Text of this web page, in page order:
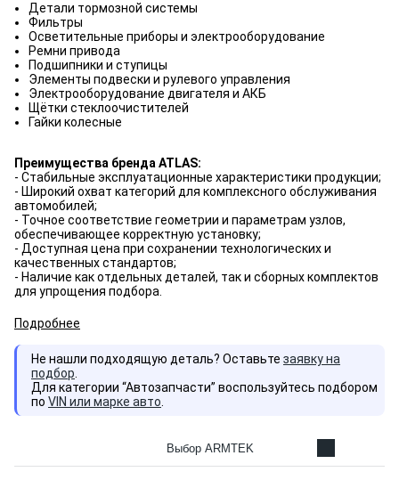
Детали тормозной системы
Фильтры
Осветительные приборы и электрооборудование
Ремни привода
Подшипники и ступицы
Элементы подвески и рулевого управления
Электрооборудование двигателя и АКБ
Щётки стеклоочистителей
Гайки колесные
Преимущества бренда ATLAS:
- Стабильные эксплуатационные характеристики продукции;
- Широкий охват категорий для комплексного обслуживания
автомобилей;
- Точное соответствие геометрии и параметрам узлов,
обеспечивающее корректную установку;
- Доступная цена при сохранении технологических и
качественных стандартов;
- Наличие как отдельных деталей, так и сборных комплектов
для упрощения подбора.
Подробнее
Не нашли подходящую деталь? Оставьте заявку на
подбор
Для категории “Автозапчасти” воспользуйтесь подбором
по VIN или марке авто
Выбор ARMTEK